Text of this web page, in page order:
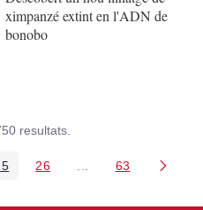
ximpanzé extint en l'ADN de
bonobo
resultats.
Utilitzeu TAB per navegar.
PàginaPàgina
26 PàginesPàgina
63